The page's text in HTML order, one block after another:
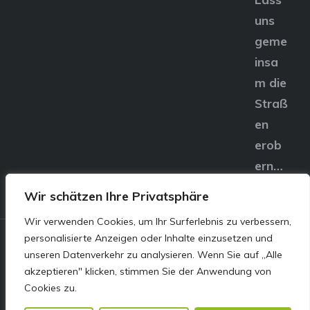
Wir schätzen Ihre Privatsphäre
Wir verwenden Cookies, um Ihr Surferlebnis zu verbessern,
personalisierte Anzeigen oder Inhalte einzusetzen und
unseren Datenverkehr zu analysieren. Wenn Sie auf „Alle
akzeptieren" klicken, stimmen Sie der Anwendung von
Cookies zu.
uns
geme
insa
m die
Straß
en
erob
ern…
© E&S Motors GmbH,
Linzer Straße 83 4240
Freistadt